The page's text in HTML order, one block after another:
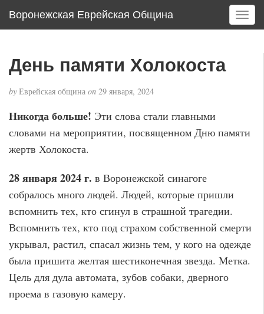
Воронежская Еврейская Община
T
o
i
День памяти Холокоста
by Еврейская община on 29 января, 2024
Никогда больше! Эти слова стали главными
словами на мероприятии, посвященном Дню памяти
жертв Холокоста.
28 января 2024 г. в Воронежской синагоге
собралось много людей. Людей, которые пришли
вспомнить тех, кто сгинул в страшной трагедии.
Вспомнить тех, кто под страхом собственной смерти
укрывал, растил, спасал жизнь тем, у кого на одежде
была пришита желтая шестиконечная звезда. Метка.
Цель для дула автомата, зубов собаки, дверного
проема в газовую камеру.